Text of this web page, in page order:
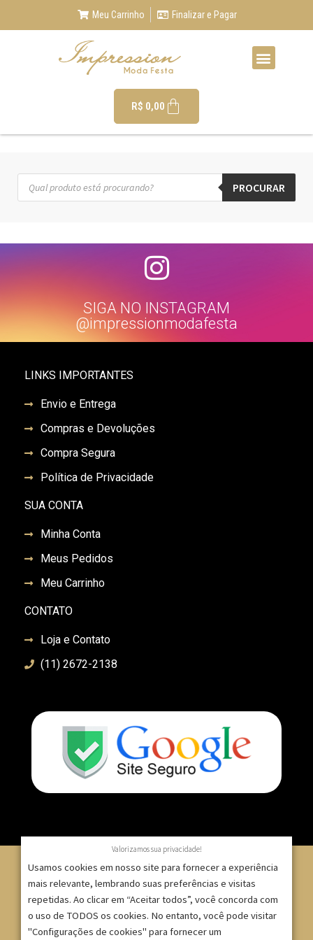
Meu Carrinho Finalizar e Pagar
R$ 0,00
PROCURAR
SIGA NO INSTAGRAM
@impressionmodafesta
LINKS IMPORTANTES
Envio e Entrega
Compras e Devoluções
Compra Segura
Política de Privacidade
SUA CONTA
Minha Conta
Meus Pedidos
Meu Carrinho
CONTATO
Loja e Contato
(11) 2672-2138
© 2007 – 2025 – ImpressionModaFesta | Rua Serra de
Japi, 1332 – Tatuapé – São Paulo/SP – CNPJ:
Valorizamos sua privacidade!
Usamos cookies em nosso site para fornecer a experiência
mais relevante, lembrando suas preferências e visitas
repetidas. Ao clicar em “Aceitar todos”, você concorda com
o uso de TODOS os cookies. No entanto, você pode visitar
"Configurações de cookies" para fornecer um